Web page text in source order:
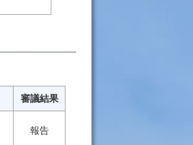
審議結果
報告